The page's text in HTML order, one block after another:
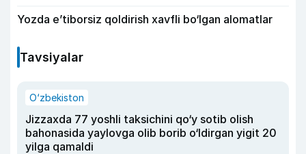
Yozda e’tiborsiz qoldirish xavfli bo‘lgan alomatlar
Tavsiyalar
O‘zbekiston
Jizzaxda 77 yoshli taksichini qo‘y sotib olish
bahonasida yaylovga olib borib o‘ldirgan yigit 20
yilga qamaldi